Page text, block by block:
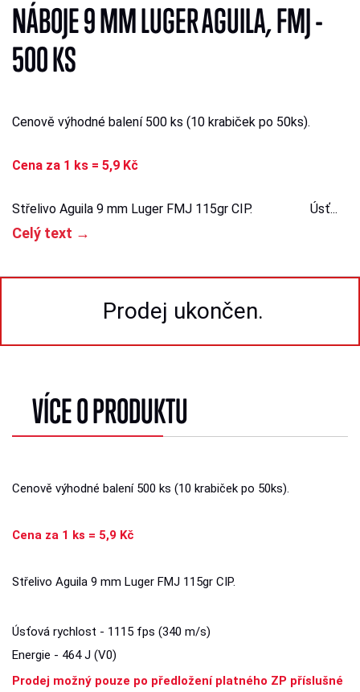
NÁBOJE 9 MM LUGER AGUILA, FMJ -
500 KS
Cenově výhodné balení 500 ks (10 krabiček po 50ks).
Cena za 1 ks = 5,9 Kč
Střelivo Aguila 9 mm Luger FMJ 115gr CIP. Úsť...
Celý text →
Prodej ukončen.
VÍCE O PRODUKTU
Cenově výhodné balení 500 ks (10 krabiček po 50ks).
Cena za 1 ks = 5,9 Kč
Střelivo Aguila 9 mm Luger FMJ 115gr CIP.
Úsťová rychlost - 1115 fps (340 m/s)
Energie - 464 J (V0)
Prodej možný pouze po předložení platného ZP příslušné